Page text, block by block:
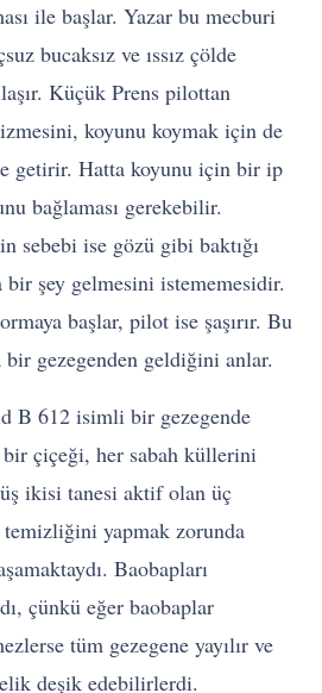
ile başlar. Yazar bu mecburi
bucaksız ve ıssız çölde
Küçük Prens pilottan
koyunu koymak için de
getirir. Hatta koyunu için bir ip
bağlaması gerekebilir.
sebebi ise gözü gibi baktığı
bir şey gelmesini istememesidir.
başlar, pilot ise şaşırır. Bu
gezegenden geldiğini anlar.
B 612 isimli bir gezegende
bir çiçeği, her sabah küllerini
ikisi tanesi aktif olan üç
temizliğini yapmak zorunda
Baobapları
çünkü eğer baobaplar
tüm gezegene yayılır ve
deşik edebilirlerdi.